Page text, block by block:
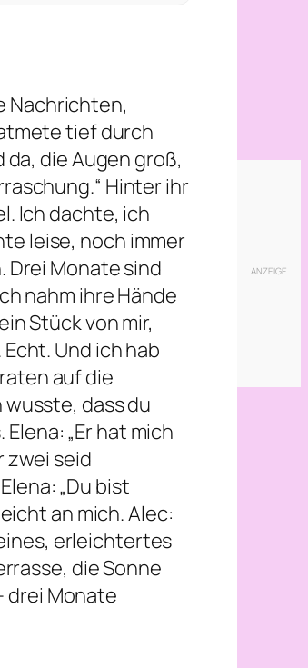
Nachrichten,
tief durch
da, die Augen groß,
Hinter ihr
Ich dachte, ich
leise, noch immer
Drei Monate sind
nahm ihre Hände
Stück von mir,
Und ich hab
auf die
wusste, dass du
„Er hat mich
zwei seid
„Du bist
an mich. Alec:
erleichtertes
die Sonne
drei Monate